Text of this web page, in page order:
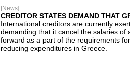
[News]
CREDITOR STATES DEMAND THAT
International creditors are currently
demanding that it cancel the salaries
forward as a part of the requirements
reducing expenditures in Greece.